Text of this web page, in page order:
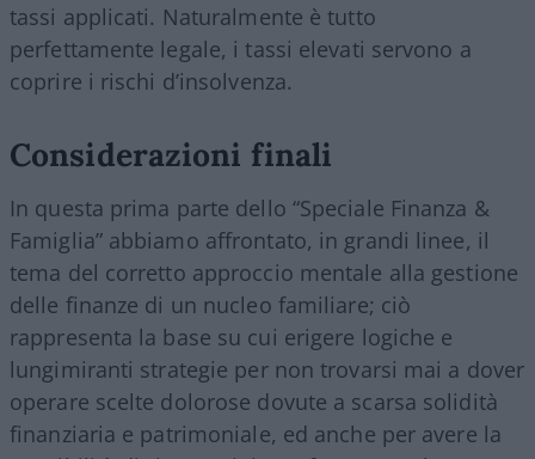
tassi applicati. Naturalmente è tutto
perfettamente legale, i tassi elevati servono a
coprire i rischi d’insolvenza.
Considerazioni finali
In questa prima parte dello “Speciale Finanza &
Famiglia” abbiamo affrontato, in grandi linee, il
tema del corretto approccio mentale alla gestione
delle finanze di un nucleo familiare; ciò
rappresenta la base su cui erigere logiche e
lungimiranti strategie per non trovarsi mai a dover
operare scelte dolorose dovute a scarsa solidità
finanziaria e patrimoniale, ed anche per avere la